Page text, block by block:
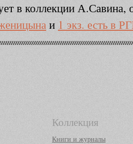
в коллекции А.Савина,
и 1 экз. есть в
Коллекция
Книги и журналы